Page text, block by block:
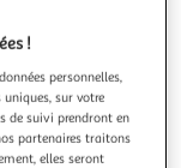
!
personnelles,
sur votre
de suivi prendront en
partenaires traitons
elles seront